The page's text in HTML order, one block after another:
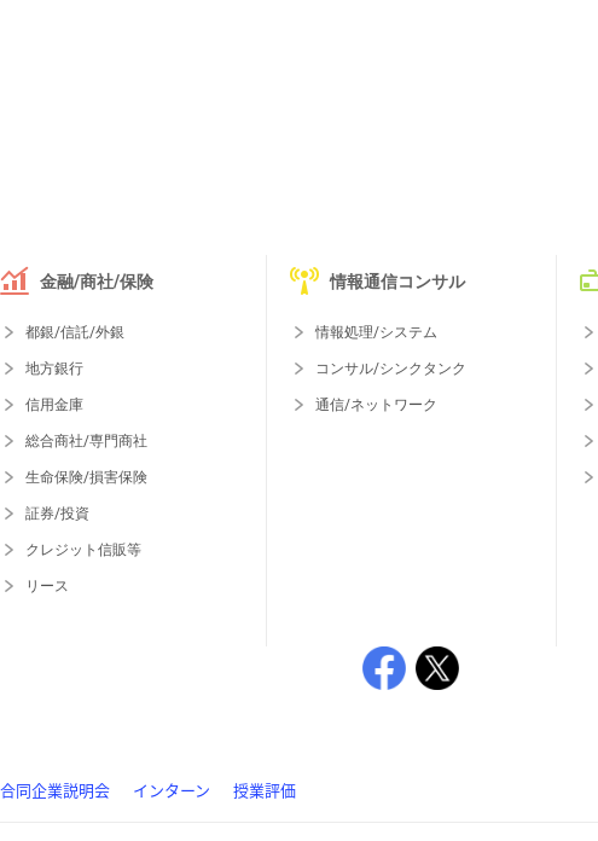
金融/商社/保険
都銀/信託/外銀
地方銀行
信用金庫
総合商社/専門商社
生命保険/損害保険
証券/投資
クレジット信販等
リース
情報通信コンサル
情報処理/システム
コンサル/シンクタンク
通信/ネットワーク
合同企業説明会 インターン 授業評価